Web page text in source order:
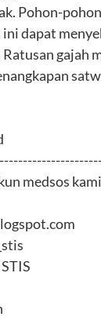
Pohon-
dapat
gajah
medsos